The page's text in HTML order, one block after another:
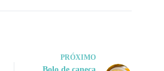
PRÓXIMO